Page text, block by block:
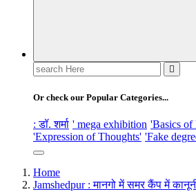
Search
for:
Or check our Popular Categories...
: डॉ. शर्मा ' mega exhibition 'Basics of
'Expression of Thoughts' 'Fake
Home
Jamshedpur : मानगो में समर कैंप में